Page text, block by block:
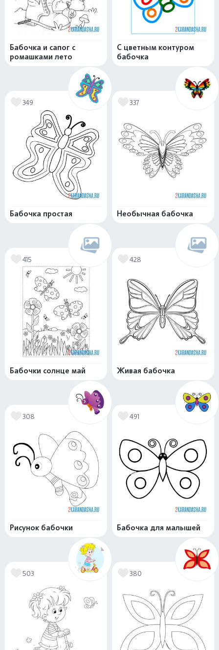
Бабочка и сапог с
ромашками лето
С цветным контуром
бабочка
349
Бабочка простая
337
Необычная бабочка
415
Бабочки солнце май
428
Живая бабочка
308
Рисунок бабочки
491
Бабочка для малышей
503 380